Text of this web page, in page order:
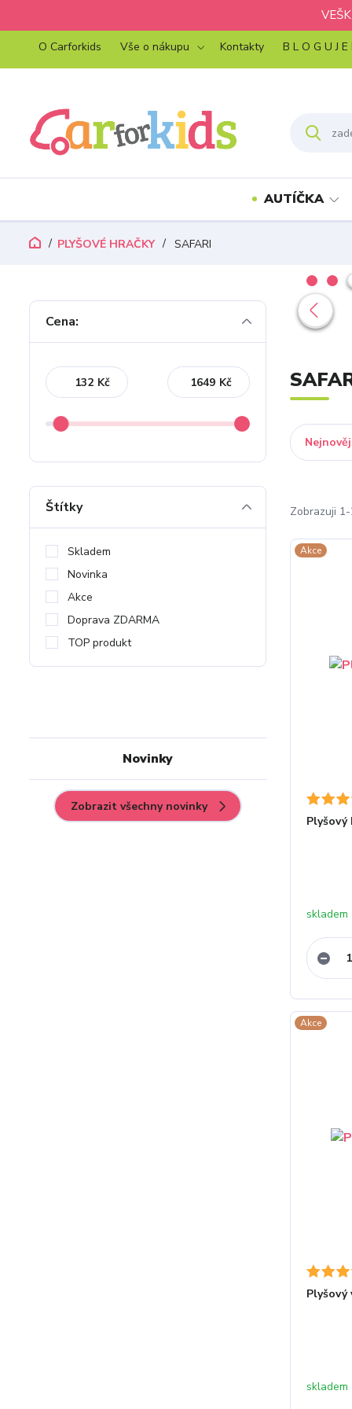
O Carforkids Vše o nákupu Kontakty B L O G U J E
AUTÍČKA
PLYŠOVÉ HRAČKY SAFARI
Zobrazuji
Akce
Plyšový
skladem
Akce
skladem
Cena:
Kč Kč
Štítky
Skladem
Novinka
Akce
Doprava ZDARMA
TOP produkt
Novinky
Zobrazit všechny novinky